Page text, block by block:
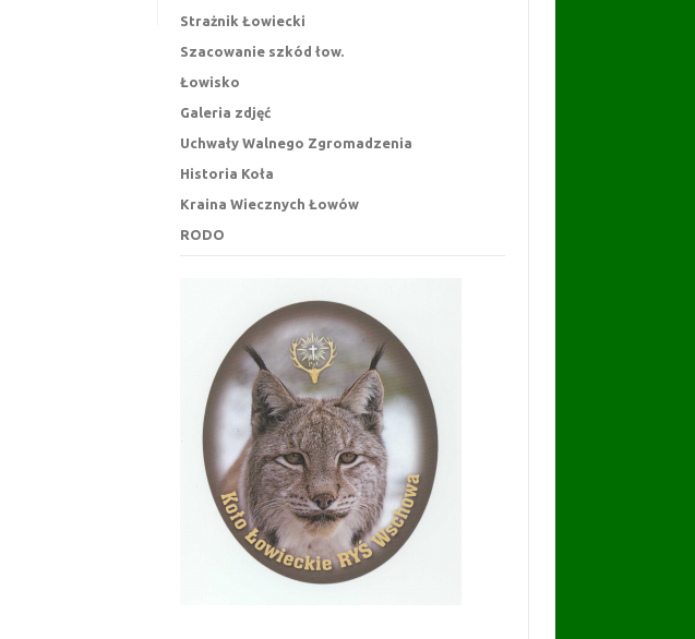
Strażnik Łowiecki
Szacowanie szkód łow.
Łowisko
Galeria zdjęć
Uchwały Walnego Zgromadzenia
Historia Koła
Kraina Wiecznych Łowów
RODO